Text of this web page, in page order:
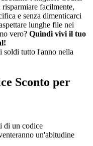
facilmente,
e senza dimenticarci
lunghe file nei
vero? Quindi vivi il tuo
soldi tutto l'anno nella
Sconto per
di un codice
un'abitudine